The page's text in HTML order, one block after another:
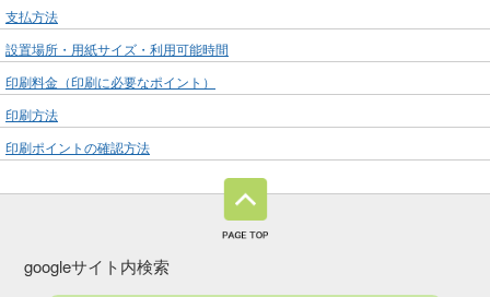
支払方法
設置場所・用紙サイズ・利用可能時間
印刷料金（印刷に必要なポイント）
印刷方法
印刷ポイントの確認方法
googleサイト内検索